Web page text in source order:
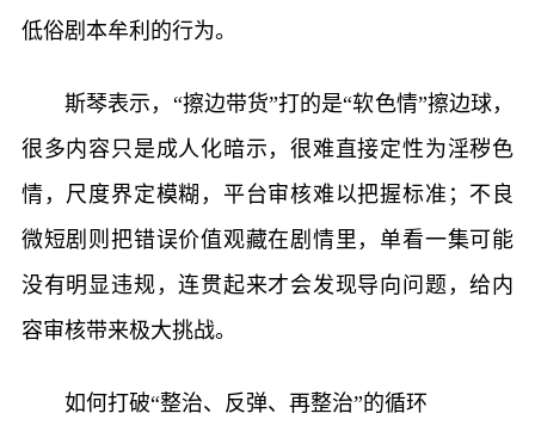
低俗剧本牟利的行为。
斯琴表示，“擦边带货”打的是“软色情”擦边球，
很多内容只是成人化暗示，很难直接定性为淫秽色
情，尺度界定模糊，平台审核难以把握标准；不良
微短剧则把错误价值观藏在剧情里，单看一集可能
没有明显违规，连贯起来才会发现导向问题，给内
容审核带来极大挑战。
如何打破“整治、反弹、再整治”的循环